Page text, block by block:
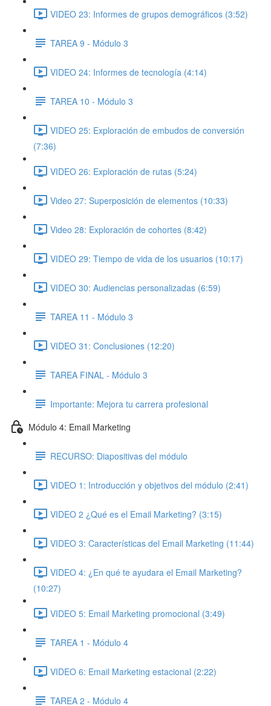
VIDEO 23: Informes de grupos demográficos (3:52)
TAREA 9 - Módulo 3
VIDEO 24: Informes de tecnología (4:14)
TAREA 10 - Módulo 3
VIDEO 25: Exploración de embudos de conversión
(7:36)
VIDEO 26: Exploración de rutas (5:24)
Video 27: Superposición de elementos (10:33)
Video 28: Exploración de cohortes (8:42)
VIDEO 29: Tiempo de vida de los usuarios (10:17)
VIDEO 30: Audiencias personalizadas (6:59)
TAREA 11 - Módulo 3
VIDEO 31: Conclusiones (12:20)
TAREA FINAL - Módulo 3
Importante: Mejora tu carrera profesional
Módulo 4: Email Marketing
RECURSO: Diapositivas del módulo
VIDEO 1: Introducción y objetivos del módulo (2:41)
VIDEO 2 ¿Qué es el Email Marketing? (3:15)
VIDEO 3: Características del Email Marketing (11:44)
VIDEO 4: ¿En qué te ayudara el Email Marketing?
(10:27)
VIDEO 5: Email Marketing promocional (3:49)
TAREA 1 - Módulo 4
VIDEO 6: Email Marketing estacional (2:22)
TAREA 2 - Módulo 4